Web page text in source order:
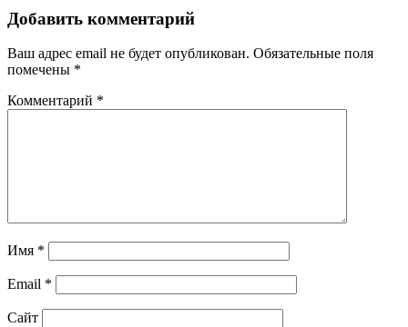
Добавить комментарий
Ваш адрес email не будет опубликован. Обязательные поля
помечены *
Комментарий *
Имя *
Email *
Сайт